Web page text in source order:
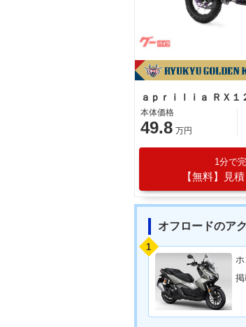
本体価格
49.8 万円
1分で
【無料】見
オフロードのア
1